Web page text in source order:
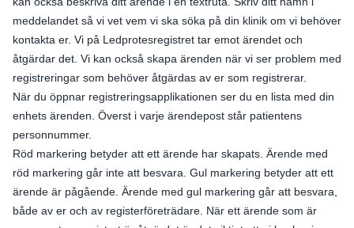
meddelandet så vi vet vem vi ska söka på din klinik om vi behöver
kontakta er. Vi på Ledprotesregistret tar emot ärendet och
åtgärdar det. Vi kan också skapa ärenden när vi ser problem med
registreringar som behöver åtgärdas av er som registrerar.
När du öppnar registreringsapplikationen ser du en lista med din
enhets ärenden. Överst i varje ärendepost står patientens
personnummer.
Röd markering betyder att ett ärende har skapats. Ärende med
röd markering går inte att besvara. Gul markering betyder att ett
ärende är pågående. Ärende med gul markering går att besvara,
både av er och av registerföreträdare. När ett ärende som är